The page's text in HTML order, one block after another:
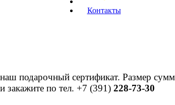
Контакты
подарочный сертификат. Размер
закажите по тел. +7 (391) 228-73-30